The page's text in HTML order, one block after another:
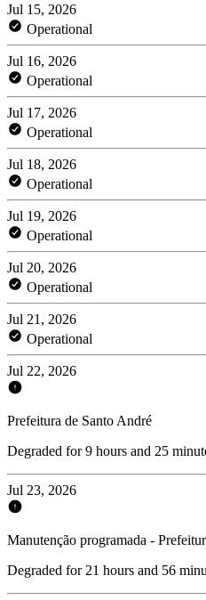
Jul 15, 2026
Operational
Jul 16, 2026
Operational
Jul 17, 2026
Operational
Jul 18, 2026
Operational
Jul 19, 2026
Operational
Jul 20, 2026
Operational
Jul 21, 2026
Operational
Jul 22, 2026
Prefeitura de Santo André
Degraded for 9 hours and 25
Jul 23, 2026
Manutenção programada -
Degraded for 21 hours and 56